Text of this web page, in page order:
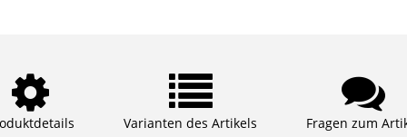
Varianten des Artikels Fragen zum